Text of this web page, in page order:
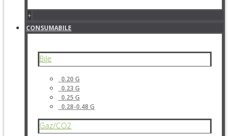
+
CONSUMABILE
Bile
0.20 G
0.23 G
0.25 G
0.28-0.48 G
Gaz/CO2